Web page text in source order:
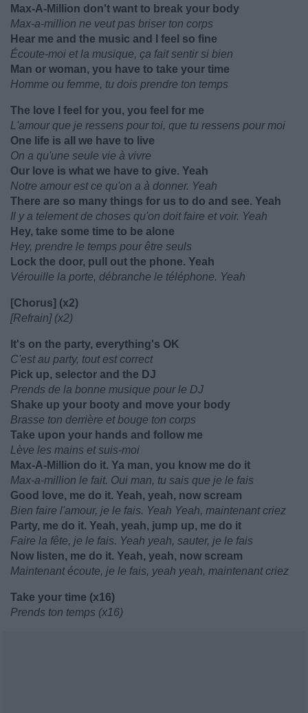
Max-A-Million don't want to break your body
Max-a-million ne veut pas briser ton corps
Hear me and the music and I feel so fine
Écoute-moi et la musique, ça fait sentir si bien
Man or woman, you have to take your time
Homme ou femme, tu dois prendre ton temps
The love I feel for you, you feel for me
L'amour que je ressens pour toi, que tu ressens pour moi
One life is all we have to live
On a qu'une seule vie à vivre
Our love is what we have to give. Yeah
Notre amour est ce qu'on a à donner. Yeah
There are so many things for us to do and see. Yeah
Il y a telement de choses qu'on doit faire et voir. Yeah
Hey, take some time to be alone
Hey, prendre le temps pour être seuls
Lock the door, pull out the phone. Yeah
Vérouille la porte, débranche le téléphone. Yeah
[Chorus] (x2)
[Refrain] (x2)
It's on the party, everything's OK
C'est au party, tout est correct
Pick up, selector and the DJ
Prends de la bonne musique pour le DJ
Shake up your booty and move your body
Brasse ton derrière et bouge ton corps
Take upon your hands and follow me
Lève les mains et suis-moi
Max-A-Million do it. Ya man, you know me do it
Max-a-million le fait. Oui man, tu sais que je le fais
Good love, me do it. Yeah, yeah, now scream
Bien faire l'amour, je le fais. Yeah Yeah, maintenant criez
Party, me do it. Yeah, yeah, jump up, me do it
Faire la fête, je le fais. Yeah yeah, sauter, je le fais
Now listen, me do it. Yeah, yeah, now scream
Maintenant écoute, je le fais, yeah yeah, maintenant criez
Take your time (x16)
Prends ton temps (x16)